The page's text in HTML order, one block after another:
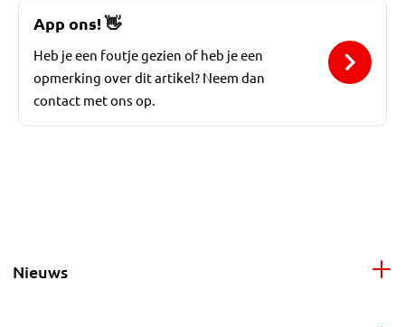
App ons!👋
Heb je een foutje gezien of heb je een
opmerking over dit artikel? Neem dan
contact met ons op.
Nieuws